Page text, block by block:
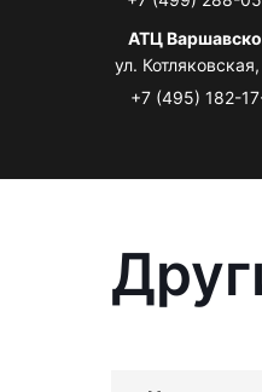
АТЦ
ул.
+7 (495) 182-